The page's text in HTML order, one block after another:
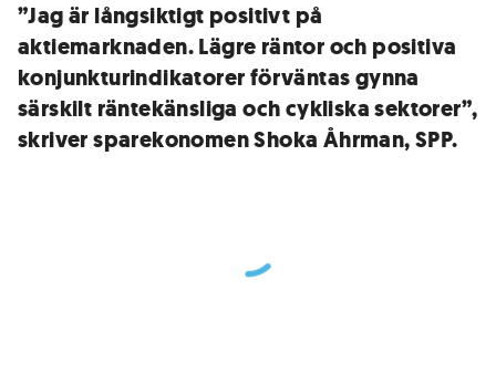
”Jag är långsiktigt positivt på
aktiemarknaden. Lägre räntor och positiva
konjunkturindikatorer förväntas gynna
särskilt räntekänsliga och cykliska sektorer”,
skriver sparekonomen Shoka Åhrman, SPP.